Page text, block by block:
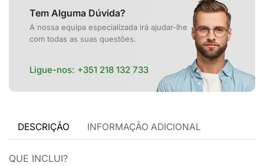
Tem Alguma Dúvida?
A nossa equipa especializada irá ajudar-lhe
com todas as suas questões.
Ligue-nos: +351 218 132 733
DESCRIÇÃO INFORMAÇÃO ADICIONAL
QUE INCLUI?